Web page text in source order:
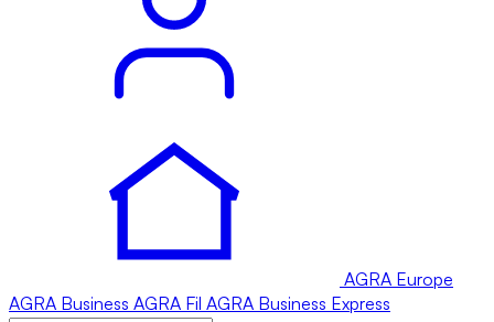
AGRA Europe
AGRA Business AGRA Fil AGRA Business Express